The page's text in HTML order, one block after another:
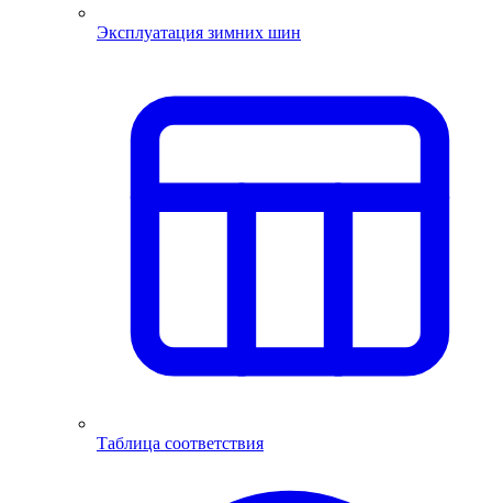
Эксплуатация зимних шин
Таблица соответствия